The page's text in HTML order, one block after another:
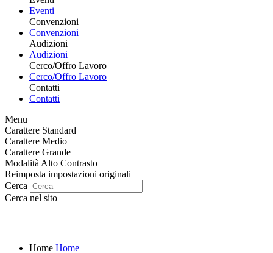
Eventi
Convenzioni
Convenzioni
Audizioni
Audizioni
Cerco/Offro Lavoro
Cerco/Offro Lavoro
Contatti
Contatti
Menu
Carattere Standard
Carattere Medio
Carattere Grande
Modalità Alto Contrasto
Reimposta impostazioni originali
Cerca
Cerca nel sito
Home Home